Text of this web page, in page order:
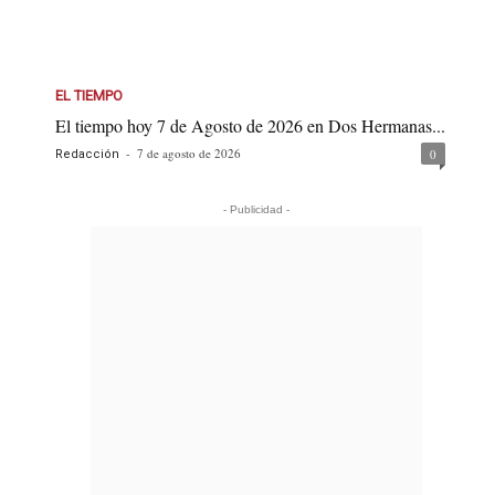
EL TIEMPO
El tiempo hoy 7 de Agosto de 2026 en Dos Hermanas...
Redacción - 7 de agosto de 2026 0
- Publicidad -